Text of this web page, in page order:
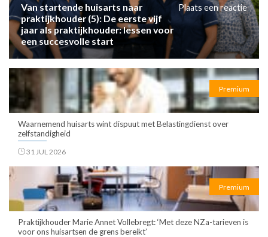
Van startende huisarts naar
praktijkhouder (5): De eerste vijf
jaar als praktijkhouder: lessen voor
een succesvolle start
Plaats een reactie
Premium
Waarnemend huisarts wint dispuut met Belastingdienst over
zelfstandigheid
31 JUL 2026
Premium
Praktijkhouder Marie Annet Vollebregt: ‘Met deze NZa-tarieven is
voor ons huisartsen de grens bereikt’